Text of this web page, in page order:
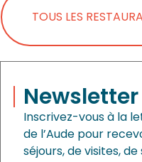
TOUS LES
Newsletter
Inscrivez-vous à la
de l’Aude pour
séjours, de visites,